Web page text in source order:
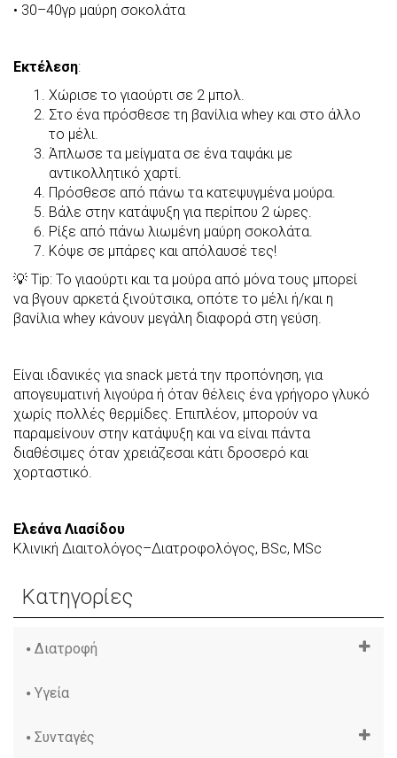
•⁠ ⁠30–40γρ μαύρη σοκολάτα
Εκτέλεση:
Χώρισε το γιαούρτι σε 2 μπολ.
Στο ένα πρόσθεσε τη βανίλια whey και στο άλλο
το μέλι.
Άπλωσε τα μείγματα σε ένα ταψάκι με
αντικολλητικό χαρτί.
Πρόσθεσε από πάνω τα κατεψυγμένα μούρα.
Βάλε στην κατάψυξη για περίπου 2 ώρες.
Ρίξε από πάνω λιωμένη μαύρη σοκολάτα.
Κόψε σε μπάρες και απόλαυσέ τες!
💡 Tip: Το γιαούρτι και τα μούρα από μόνα τους μπορεί
να βγουν αρκετά ξινούτσικα, οπότε το μέλι ή/και η
βανίλια whey κάνουν μεγάλη διαφορά στη γεύση.
Είναι ιδανικές για snack μετά την προπόνηση, για
απογευματινή λιγούρα ή όταν θέλεις ένα γρήγορο γλυκό
χωρίς πολλές θερμίδες. Επιπλέον, μπορούν να
παραμείνουν στην κατάψυξη και να είναι πάντα
διαθέσιμες όταν χρειάζεσαι κάτι δροσερό και
χορταστικό.
Ελεάνα Λιασίδου
Κλινική Διαιτολόγος–Διατροφολόγος, BSc, MSc
Κατηγορίες
Διατροφή
Υγεία
Συνταγές